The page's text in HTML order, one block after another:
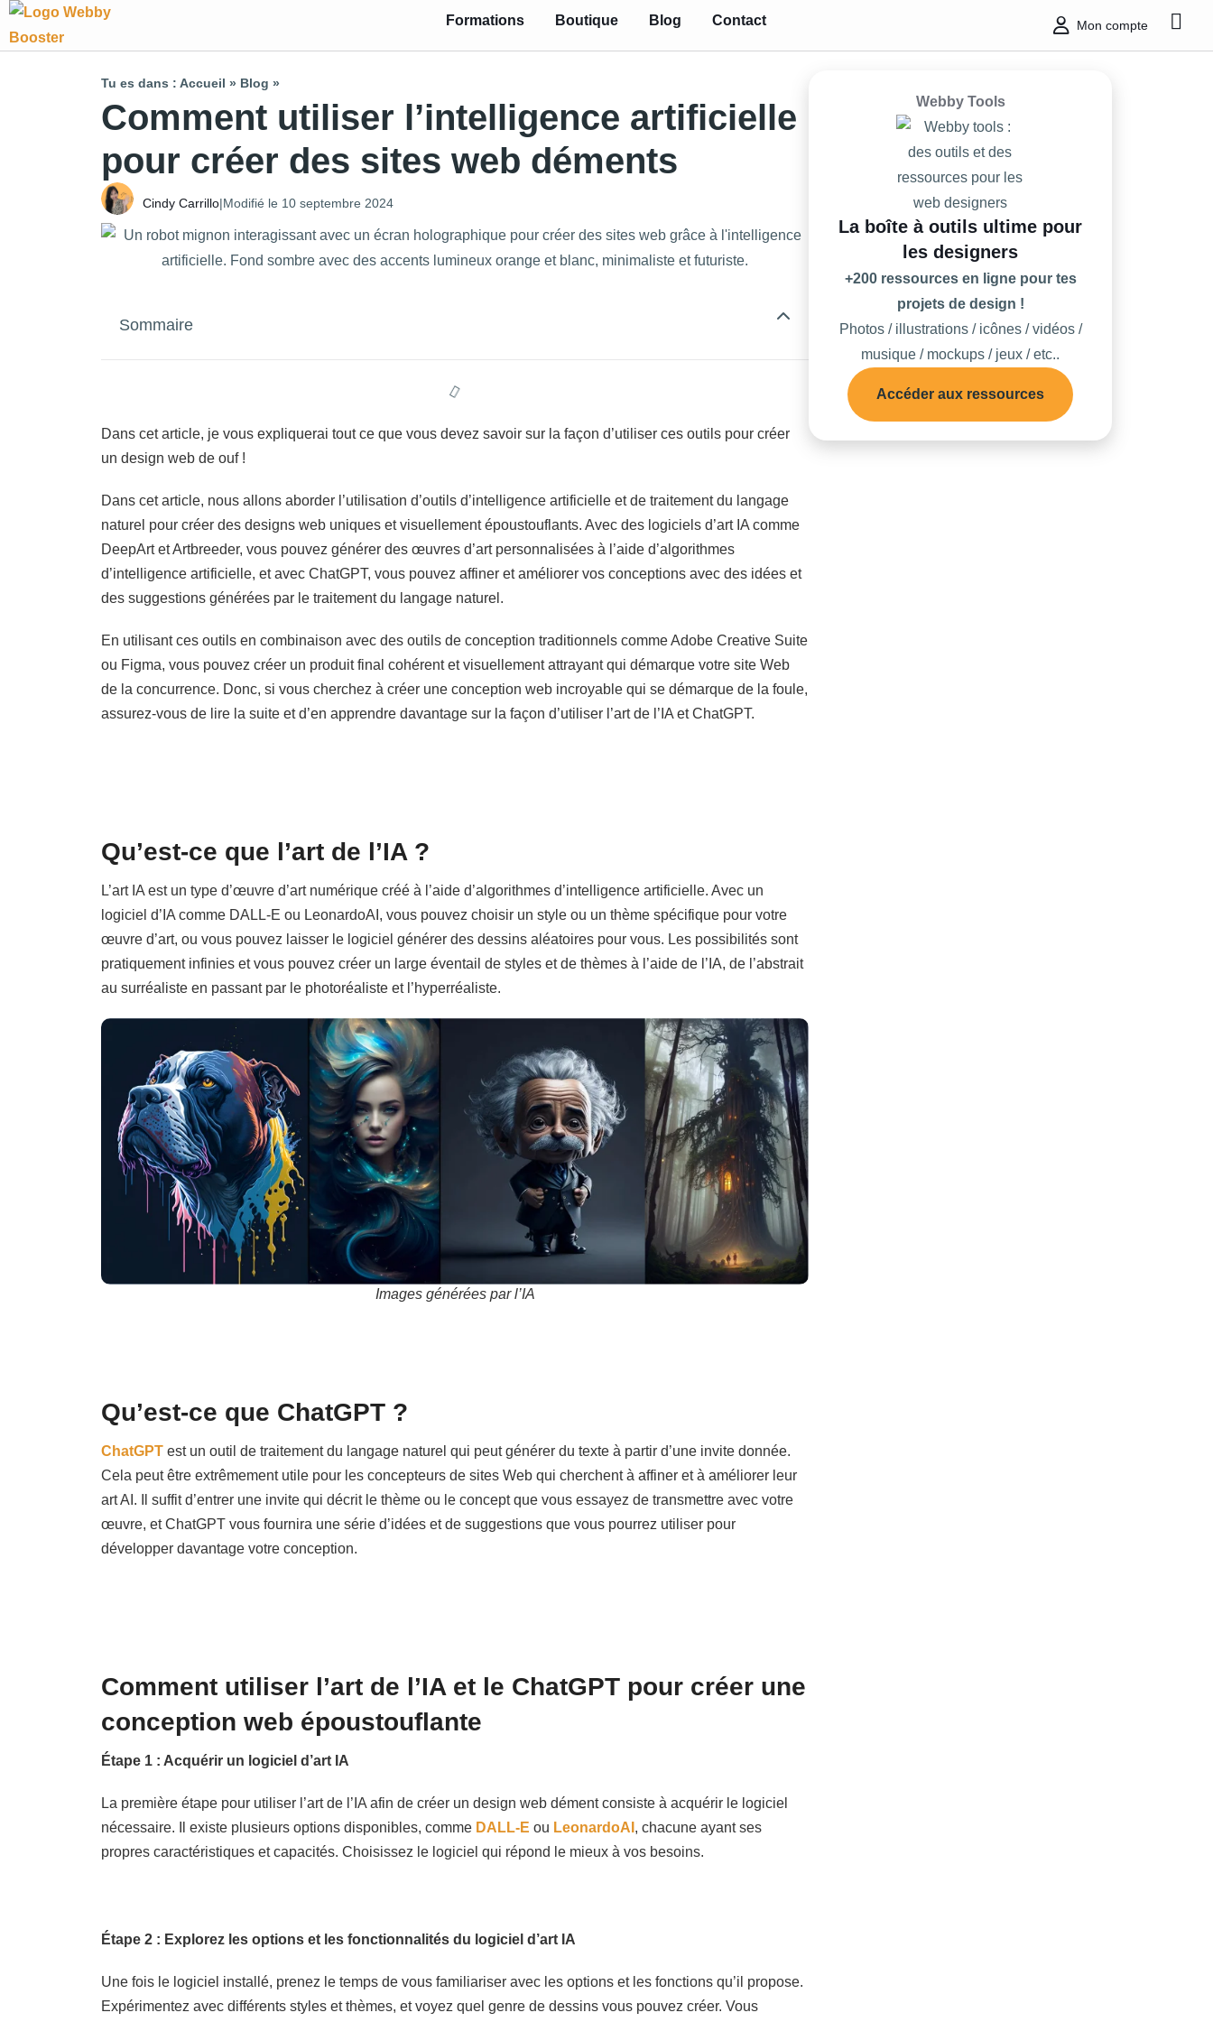
Formations Boutique Blog Contact Mon compte
Tu es dans : Accueil » Blog »
Comment utiliser l’intelligence artificielle
pour créer des sites web déments
Cindy Carrillo|Modifié le 10 septembre 2024
Sommaire
Dans cet article, je vous expliquerai tout ce que vous devez savoir sur la façon d’utiliser ces outils pour créer
un design web de ouf !
Dans cet article, nous allons aborder l’utilisation d’outils d’intelligence artificielle et de traitement du langage
naturel pour créer des designs web uniques et visuellement époustouflants. Avec des logiciels d’art IA comme
DeepArt et Artbreeder, vous pouvez générer des œuvres d’art personnalisées à l’aide d’algorithmes
d’intelligence artificielle, et avec ChatGPT, vous pouvez affiner et améliorer vos conceptions avec des idées et
des suggestions générées par le traitement du langage naturel.
En utilisant ces outils en combinaison avec des outils de conception traditionnels comme Adobe Creative Suite
ou Figma, vous pouvez créer un produit final cohérent et visuellement attrayant qui démarque votre site Web
de la concurrence. Donc, si vous cherchez à créer une conception web incroyable qui se démarque de la foule,
assurez-vous de lire la suite et d’en apprendre davantage sur la façon d’utiliser l’art de l’IA et ChatGPT.
Qu’est-ce que l’art de l’IA ?
L’art IA est un type d’œuvre d’art numérique créé à l’aide d’algorithmes d’intelligence artificielle. Avec un
logiciel d’IA comme DALL-E ou LeonardoAI, vous pouvez choisir un style ou un thème spécifique pour votre
œuvre d’art, ou vous pouvez laisser le logiciel générer des dessins aléatoires pour vous. Les possibilités sont
pratiquement infinies et vous pouvez créer un large éventail de styles et de thèmes à l’aide de l’IA, de l’abstrait
au surréaliste en passant par le photoréaliste et l’hyperréaliste.
Images générées par l’IA
Qu’est-ce que ChatGPT ?
ChatGPT est un outil de traitement du langage naturel qui peut générer du texte à partir d’une invite donnée.
Cela peut être extrêmement utile pour les concepteurs de sites Web qui cherchent à affiner et à améliorer leur
art AI. Il suffit d’entrer une invite qui décrit le thème ou le concept que vous essayez de transmettre avec votre
œuvre, et ChatGPT vous fournira une série d’idées et de suggestions que vous pourrez utiliser pour
développer davantage votre conception.
Comment utiliser l’art de l’IA et le ChatGPT pour créer une
conception web époustouflante
Étape 1 : Acquérir un logiciel d’art IA
La première étape pour utiliser l’art de l’IA afin de créer un design web dément consiste à acquérir le logiciel
nécessaire. Il existe plusieurs options disponibles, comme DALL-E ou LeonardoAI , chacune ayant ses
propres caractéristiques et capacités. Choisissez le logiciel qui répond le mieux à vos besoins.
Étape 2 : Explorez les options et les fonctionnalités du logiciel d’art IA
Une fois le logiciel installé, prenez le temps de vous familiariser avec les options et les fonctions qu’il propose.
Expérimentez avec différents styles et thèmes, et voyez quel genre de dessins vous pouvez créer. Vous
Webby Tools
La boîte à outils ultime pour
les designers
+200 ressources en ligne pour tes
projets de design !
Photos / illustrations / icônes / vidéos /
musique / mockups / jeux / etc..
Accéder aux ressources